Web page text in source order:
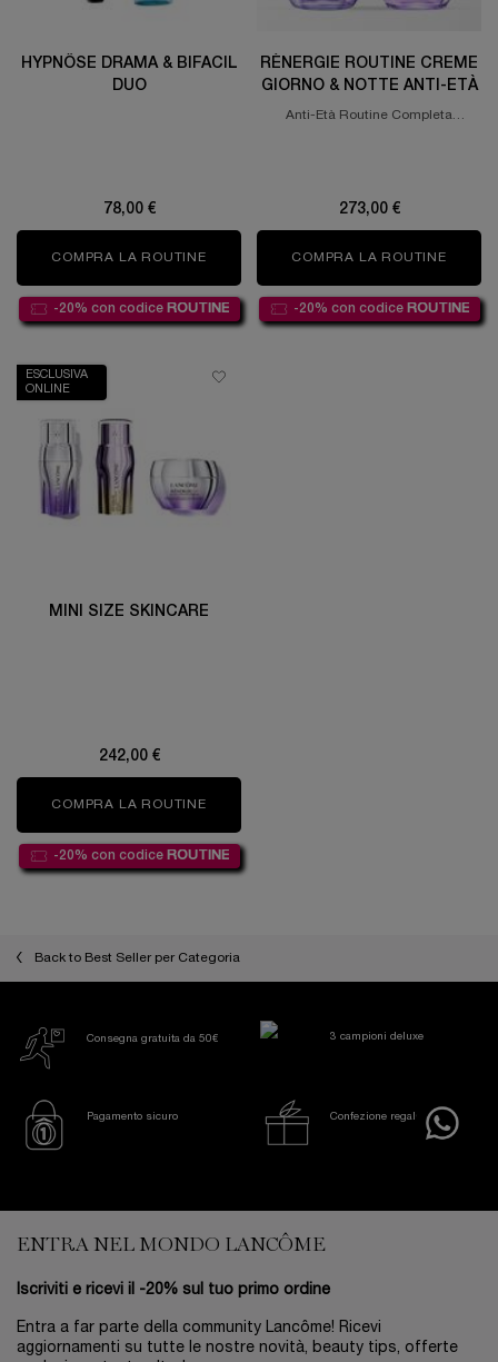
HYPNÔSE DRAMA & BIFACIL
DUO
78,00 €
COMPRA LA ROUTINE HYPNÔSE DRAMA & BIFACIL DUO
-20% con codice ROUTINE
RÉNERGIE ROUTINE CREME
GIORNO & NOTTE ANTI-ETÀ
Anti-Età Routine Completa
273,00 €
COMPRA LA ROUTINE
-20% con codice ROUTINE
ESCLUSIVA
ONLINE
MINI SIZE SKINCARE
242,00 €
COMPRA LA ROUTINE
-20% con codice ROUTINE
Back to Best Seller per Categoria
Consegna gratuita da 50€ 3 campioni deluxe
Pagamento sicuro Confezione regalo
ENTRA NEL MONDO LANCÔME
Iscriviti e ricevi il -20% sul tuo primo ordine
Entra a far parte della community Lancôme! Ricevi
aggiornamenti su tutte le nostre novità, beauty tips, offerte